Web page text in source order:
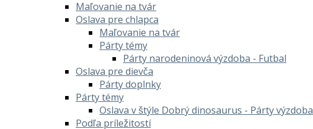
Maľovanie na tvár
Oslava pre chlapca
Maľovanie na tvár
Párty témy
Párty narodeninová výzdoba - Futbal
Oslava pre dievča
Párty doplnky
Párty témy
Oslava v štýle Dobrý dinosaurus - Párty výzdoba
Podľa príležitostí